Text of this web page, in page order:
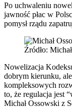
Po uchwaleniu
jawność płac w
pomysł rządu
Źródło:
Nowelizacja
dobrym kierunku,
kompleksowych
to, że regulacja jest
Michał Ossowski z